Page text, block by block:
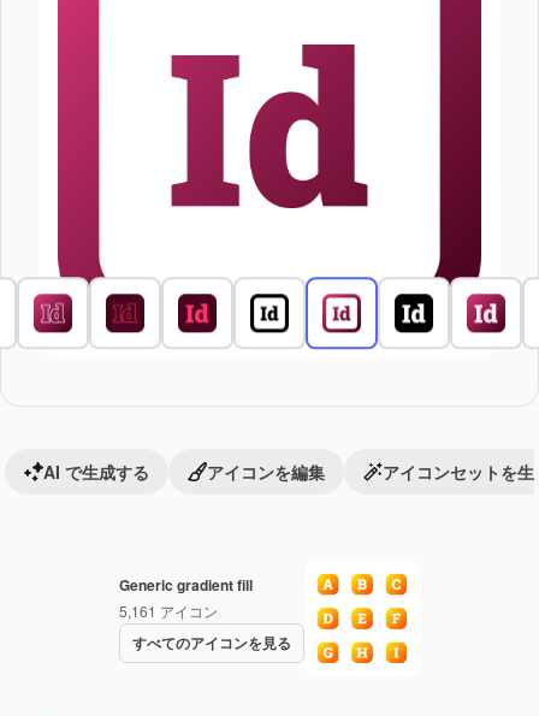
Generic gradient fill
5,161 アイコン
すべてのアイコンを見る
AI で生成する アイコンを編集 アイコンセットを生